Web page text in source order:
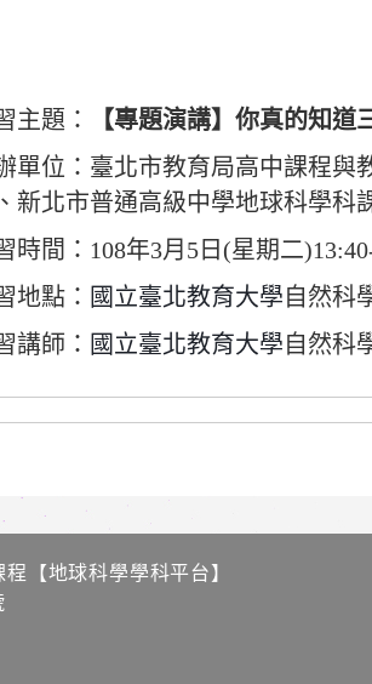
主題：
【專題演講】你真的知道
單位： 臺北市教育局高中課程與
新北市普通高級中學地球科學科
時間：108年3月5日(星期二
地點： 國立臺北教育大學 自然科
講師： 國立臺北教育大學 自然科
【​地球科學學科平台】